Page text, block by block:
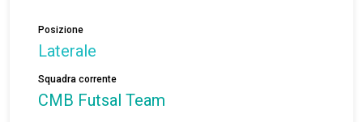
Posizione
Laterale
Squadra corrente
CMB Futsal Team